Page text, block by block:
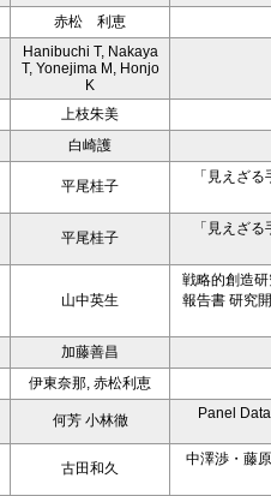
赤松 利恵
Hanibuchi T, Nakaya
T, Yonejima M, Honjo
K
上枝朱美
白崎護
平尾桂子
「見えざ
平尾桂子
「見えざ
山中英生
戦略的創造
報告書 研究
加藤善昌
伊東奈那, 赤松利恵
何芳 小林徹
Panel
古田和久
中澤渉・藤